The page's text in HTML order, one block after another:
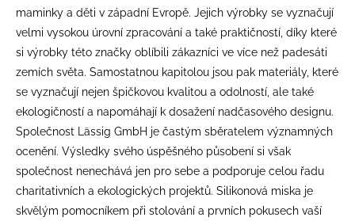
maminky a děti v západní Evropě. Jejich výrobky se vyznačují
velmi vysokou úrovní zpracování a také praktičností, díky které
si výrobky této značky oblíbili zákazníci ve více než padesáti
zemích světa. Samostatnou kapitolou jsou pak materiály, které
se vyznačují nejen špičkovou kvalitou a odolností, ale také
ekologičností a napomáhají k dosažení nadčasového designu.
Společnost Lässig GmbH je častým sběratelem významných
ocenění. Výsledky svého úspěšného působení si však
společnost nenechává jen pro sebe a podporuje celou řadu
charitativních a ekologických projektů. Silikonová miska je
skvělým pomocníkem při stolování a prvních pokusech vaší